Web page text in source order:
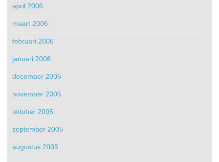
april 2006
maart 2006
februari 2006
januari 2006
december 2005
november 2005
oktober 2005
september 2005
augustus 2005